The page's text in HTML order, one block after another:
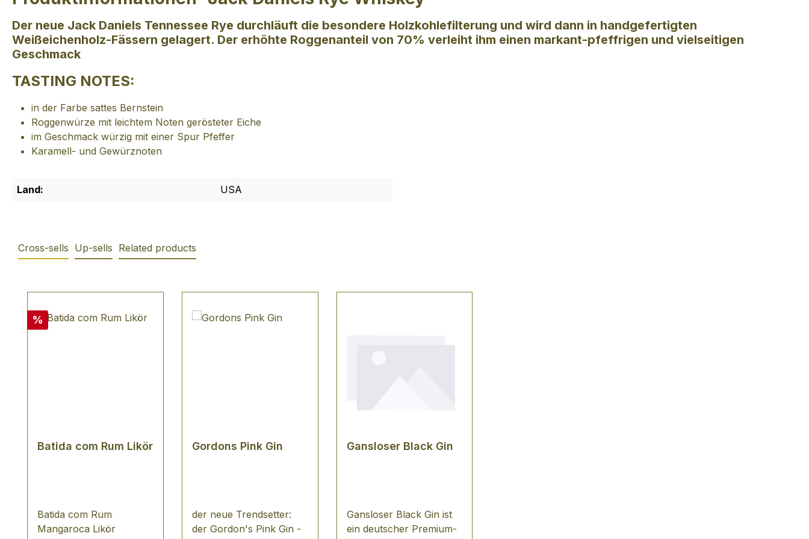
Der neue Jack Daniels Tennessee Rye durchläuft die besondere Holzkohlefilterung und wird dann in handgefertigten
Weißeichenholz-Fässern gelagert. Der erhöhte Roggenanteil von 70% verleiht ihm einen markant-pfeffrigen und vielseitigen
Geschmack
TASTING NOTES:
in der Farbe sattes Bernstein
Roggenwürze mit leichtem Noten gerösteter Eiche
im Geschmack würzig mit einer Spur Pfeffer
Karamell- und Gewürznoten
Land: USA
Cross-sells Up-sells Related products
Rabatt
%
Batida com Rum Likör
Batida com Rum
Mangaroca Likör
Gordons Pink Gin
der neue Trendsetter:
der Gordon's Pink Gin -
Gansloser Black Gin
Gansloser Black Gin ist
ein deutscher Premium-